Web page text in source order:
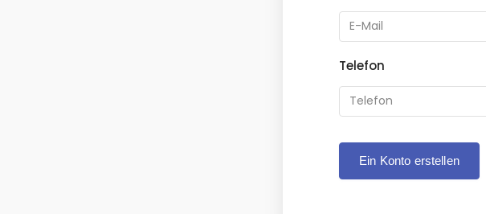
Telefon
Ein Konto erstellen